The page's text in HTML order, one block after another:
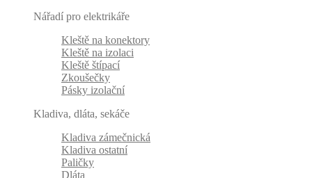
Nářadí pro elektrikáře
Kleště na konektory
Kleště na izolaci
Kleště štípací
Zkoušečky
Pásky izolační
Kladiva, dláta, sekáče
Kladiva zámečnická
Kladiva ostatní
Paličky
Dláta